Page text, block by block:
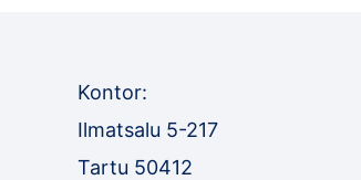
Kontor:
Ilmatsalu 5-217
Tartu 50412